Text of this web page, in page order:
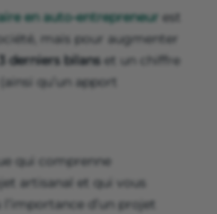
en auto-entrepreneur est
mais pour augmenter
3 derniers bilans et un chiffre
qu’un apport
qui comprenne
artisanal et qui vous
l’importance d’un projet